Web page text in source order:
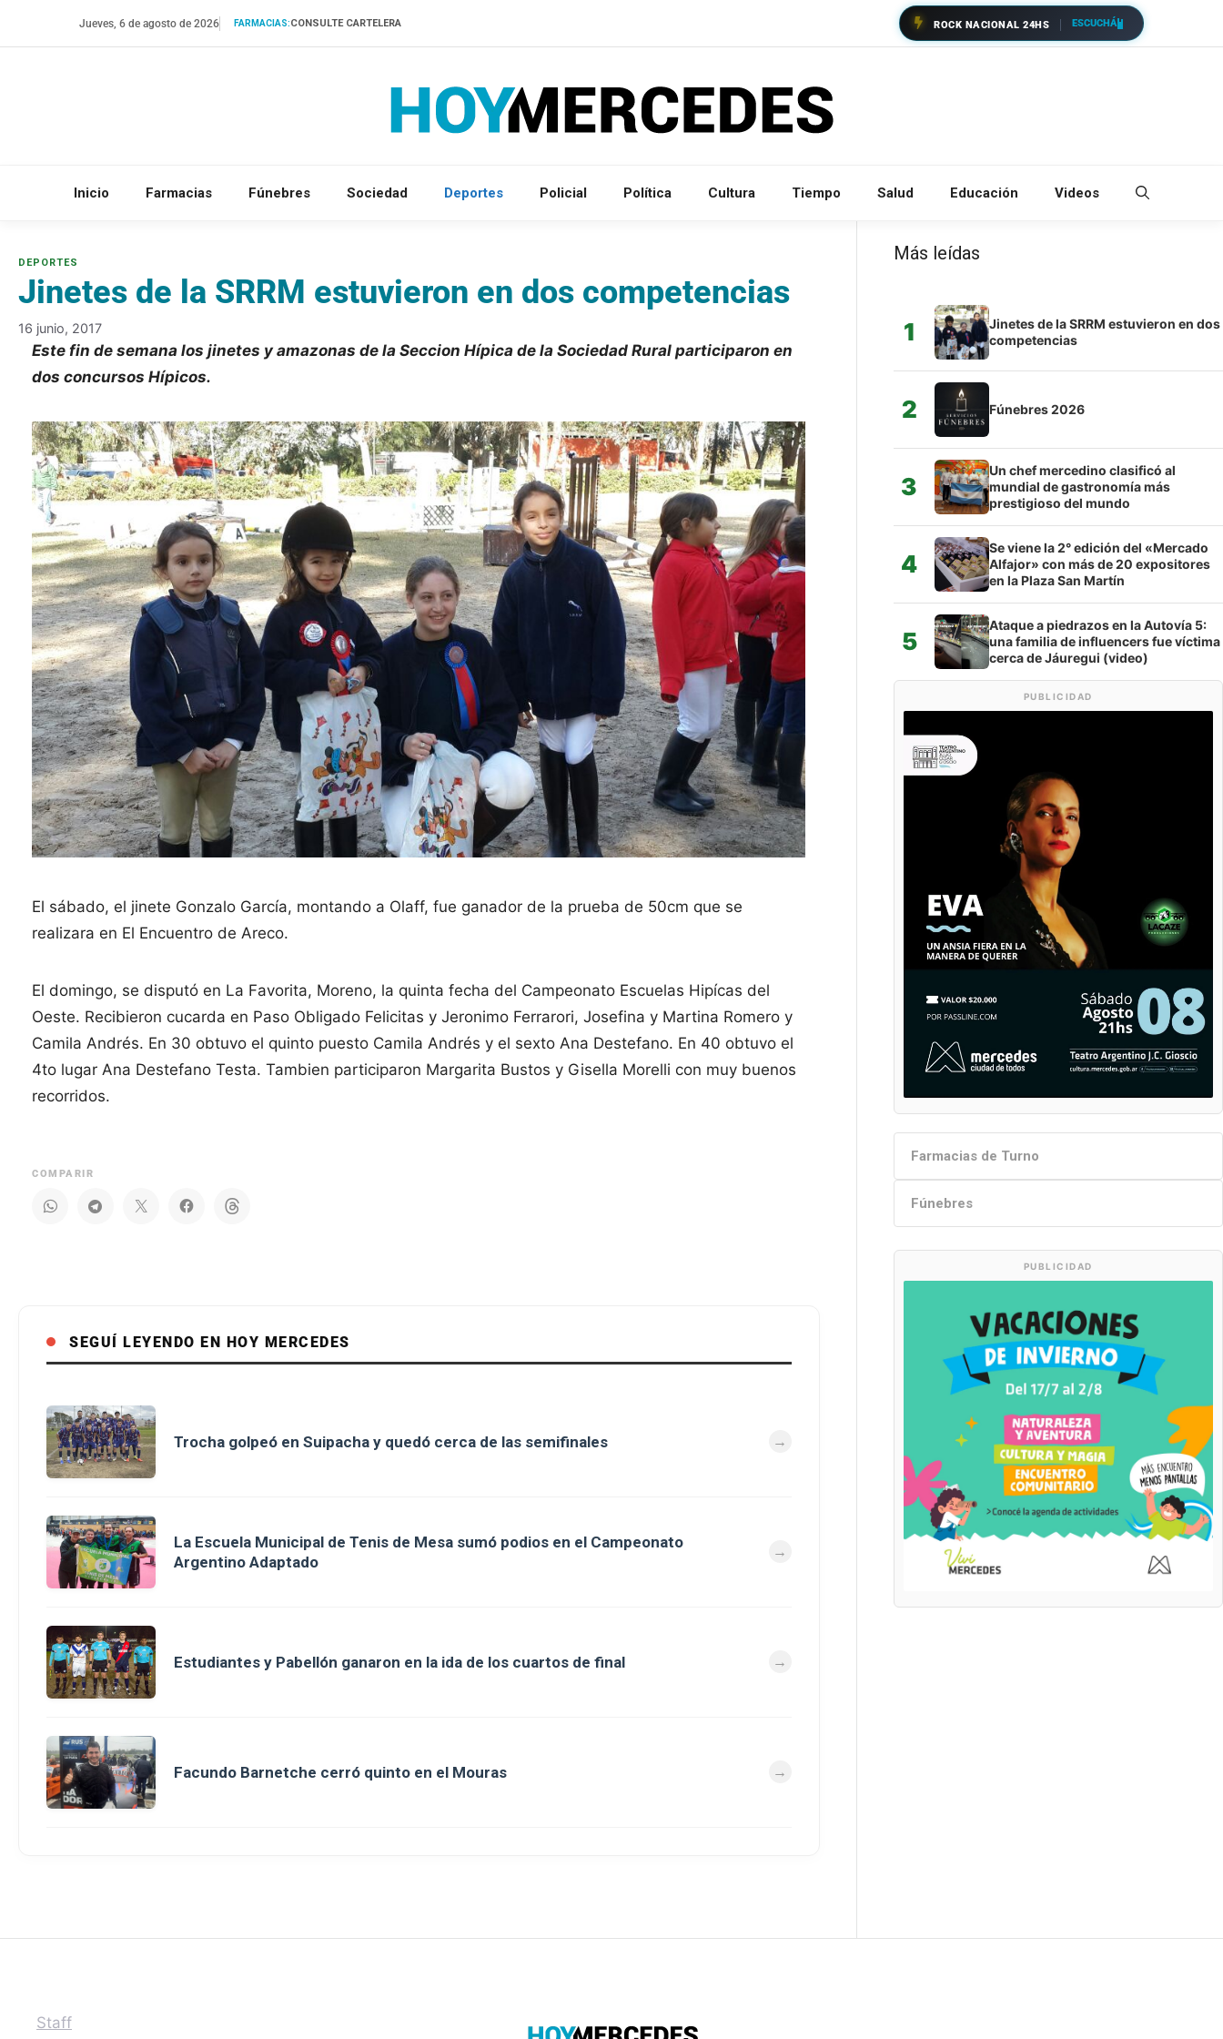
Jueves, 6 de agosto de 2026 FARMACIAS:CONSULTE CARTELERA ROCK NACIONAL 24HS ESCUCHÁ
Inicio Farmacias Fúnebres Sociedad Deportes Policial Política Cultura Tiempo Salud Educación Videos
Jinetes de la SRRM estuvieron en dos competencias
16 junio, 2017
Este fin de semana los jinetes y amazonas de la Seccion Hípica de la Sociedad Rural participaron en
dos concursos Hípicos.
El sábado, el jinete Gonzalo García, montando a Olaff, fue ganador de la prueba de 50cm que se
realizara en El Encuentro de Areco.
El domingo, se disputó en La Favorita, Moreno, la quinta fecha del Campeonato Escuelas Hipícas del
Oeste. Recibieron cucarda en Paso Obligado Felicitas y Jeronimo Ferrarori, Josefina y Martina Romero y
Camila Andrés. En 30 obtuvo el quinto puesto Camila Andrés y el sexto Ana Destefano. En 40 obtuvo el
4to lugar Ana Destefano Testa. Tambien participaron Margarita Bustos y Gisella Morelli con muy buenos
recorridos.
COMPARIR
SEGUÍ LEYENDO EN HOY MERCEDES
Trocha golpeó en Suipacha y quedó cerca de las semifinales
La Escuela Municipal de Tenis de Mesa sumó podios en el Campeonato
Argentino Adaptado
Estudiantes y Pabellón ganaron en la ida de los cuartos de final
Facundo Barnetche cerró quinto en el Mouras
Más leídas
1
Jinetes de la SRRM estuvieron en dos
competencias
2 Fúnebres 2026
3
Un chef mercedino clasificó al
mundial de gastronomía más
prestigioso del mundo
4
Se viene la 2° edición del «Mercado
Alfajor» con más de 20 expositores
en la Plaza San Martín
5
Ataque a piedrazos en la Autovía 5:
una familia de influencers fue víctima
cerca de Jáuregui (video)
PUBLICIDAD
Farmacias de Turno
Fúnebres
PUBLICIDAD
Staff